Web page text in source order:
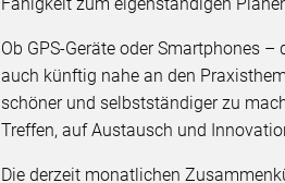
Fähigkeit zum eigenständigen
Ob GPS-Geräte oder Smartphones
auch künftig nahe an den
schöner und selbstständiger zu
Treffen, auf Austausch und
Die derzeit monatlichen